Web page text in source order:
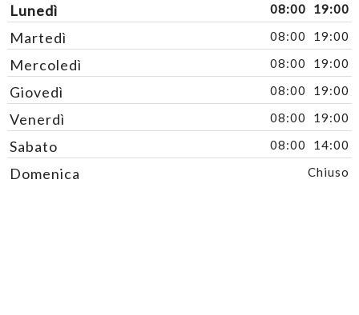
Lunedì 08:00 19:00
Martedì 08:00 19:00
Mercoledì 08:00 19:00
Giovedì 08:00 19:00
Venerdì 08:00 19:00
Sabato 08:00 14:00
Domenica Chiuso